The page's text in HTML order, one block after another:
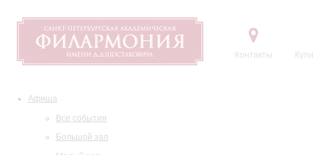
Контакты
Афиша
Все события
Большой зал